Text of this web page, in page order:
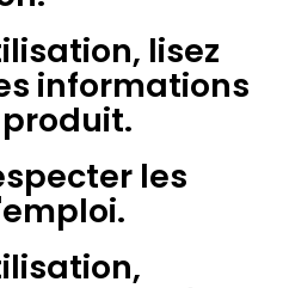
lisez
informations
les